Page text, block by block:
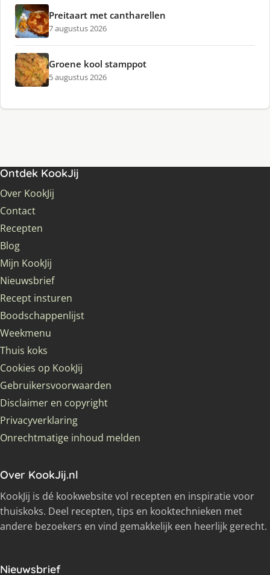
Preitaart met cantharellen
7 augustus 2026
Groene kool stamppot
5 augustus 2026
Ontdek KookJij
Over KookJij
Contact
Recepten
Blog
Mijn KookJij
Nieuwsbrief
Recept insturen
Boodschappenlijst
Weekmenu
Thuis koks
Cookies op KookJij
Gebruikersvoorwaarden
Disclaimer en copyright
Privacyverklaring
Onrechtmatige inhoud melden
Over KookJij.nl
KookJij is dé kookwebsite vol recepten en inspiratie voor
thuiskoks. Deel recepten, tips en kooktechnieken met
andere bezoekers en vind gemakkelijk een heerlijk gerecht.
Nieuwsbrief